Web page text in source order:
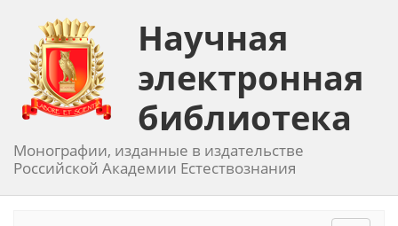
Научная
электронная
библиотека
Монографии, изданные в издательстве
Российской Академии Естествознания